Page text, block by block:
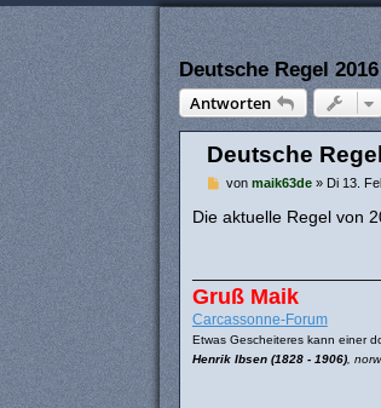
Deutsche Regel 2016
Antworten
Deutsche
Bvon maik63de» Di 13.
Die aktuelle Regel von
Gruß Maik
Carcassonne-Forum
Etwas Gescheiteres kann einer
Henrik Ibsen (1828 - 1906),